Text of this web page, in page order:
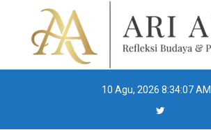
content
10 Agu, 2026 8:34:08 AM